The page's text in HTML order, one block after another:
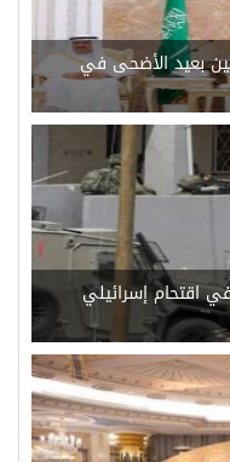
بعيد الأضحى في
في اقتحام إسرائيلي